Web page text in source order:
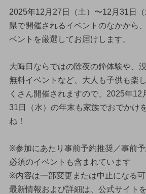
2025年12月27日（土）〜12月31日
県で開催されるイベントのなかから
ベントを厳選してお届けします。
大晦日ならではの除夜の鐘体験や、
無料イベントなど、大人も子供も楽
くさん開催されますので、2025年12
31日（水）の年末も家族でおでかけ
ね！
※参加にあたり事前予約推奨／事前
必須のイベントも含まれています
※内容は一部変更または中止になる可
最新情報および詳細は、公式サイト